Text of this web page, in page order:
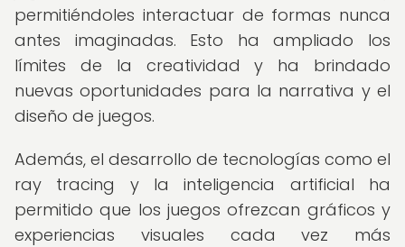
permitiéndoles interactuar de formas nunca
antes imaginadas. Esto ha ampliado los
límites de la creatividad y ha brindado
nuevas oportunidades para la narrativa y el
diseño de juegos.
Además, el desarrollo de tecnologías como el
ray tracing y la inteligencia artificial ha
permitido que los juegos ofrezcan gráficos y
experiencias visuales cada vez más